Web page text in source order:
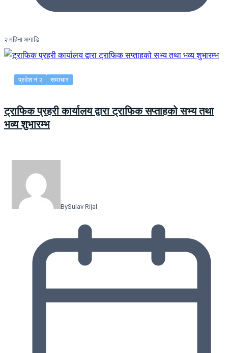
२ महिना अगाडि
प्रदेश नं २ समाचार
ट्राफिक प्रहरी कार्यालय द्वारा ट्राफिक सप्ताहको सभ्य तथा
भव्य शुभारम्भ
BySulav Rijal